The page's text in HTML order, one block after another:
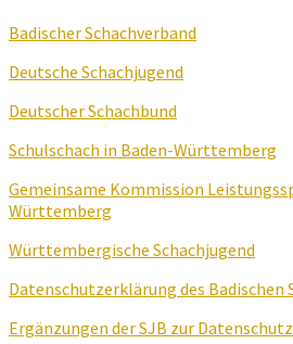
Badischer Schachverband
Deutsche Schachjugend
Deutscher Schachbund
Schulschach in Baden-Württemberg
Gemeinsame Kommission
Württemberg
Württembergische Schachjugend
Datenschutzerklärung des Badischen
Ergänzungen der SJB zur